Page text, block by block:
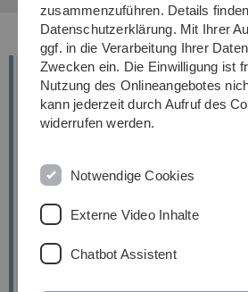
Unterhaltsreinigung
Die Unterhaltsreinigung der
externe Dienstleister vergeben.
festgelegten Zeitabständen, die
jeweiligen Raumart sind.
Eine Grundreinigung wird aus
zusammenzuführen. Details
Datenschutzerklärung. Mit Ihrer
ggf. in die Verarbeitung Ihrer
Zwecken ein. Die Einwilligung ist
Nutzung des Onlineangebotes
kann jederzeit durch Aufruf des
widerrufen werden.
Notwendige Cookies
Externe Video Inhalte
Chatbot Assistent